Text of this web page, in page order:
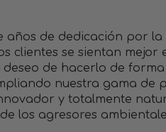
años de dedicación por
clientes se sientan mejor
deseo de hacerlo de
nuestra gama de
y totalmente
los agresores